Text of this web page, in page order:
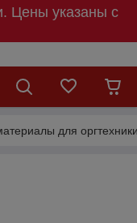
Цены указаны c
для